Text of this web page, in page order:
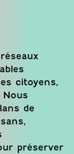
citoyens,
de
préserver